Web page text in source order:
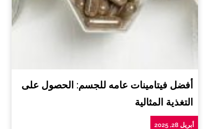
أفضل فيتامينات عامه للجسم: الحصول على
التغذية المثالية
أبريل 28, 2025